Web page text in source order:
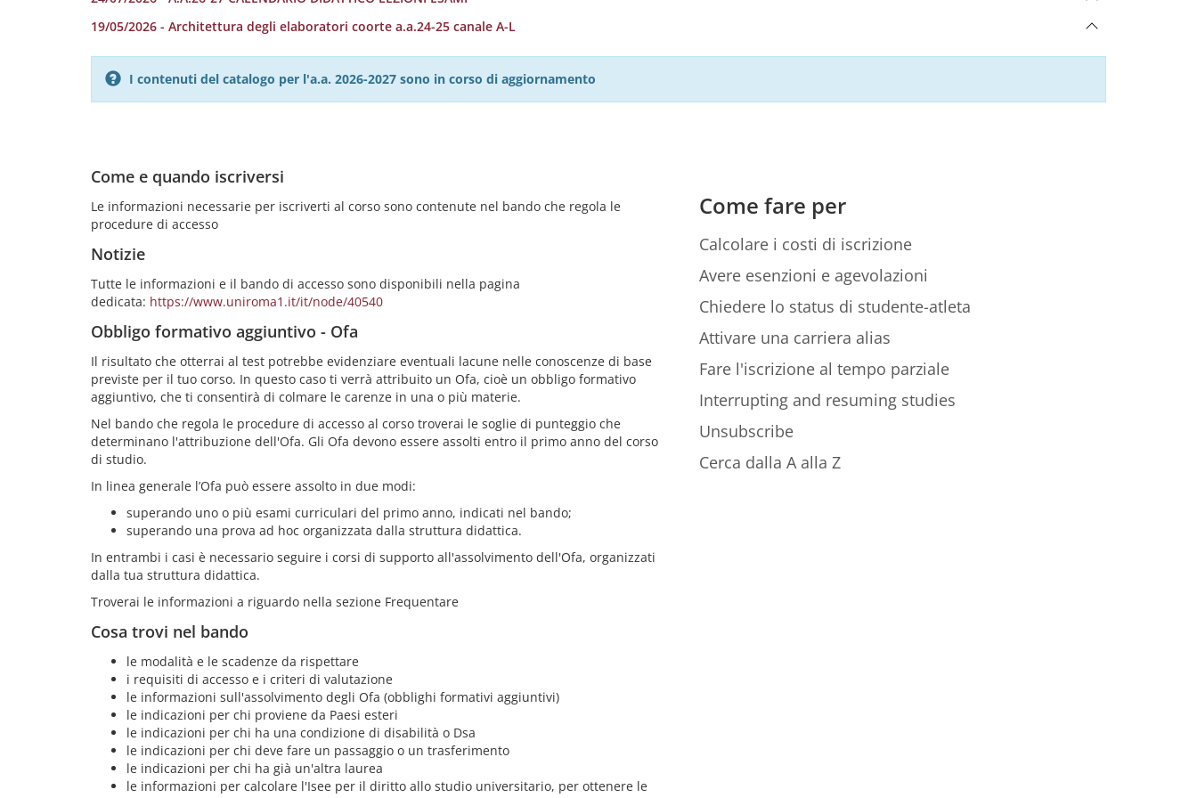
19/05/2026 - Architettura degli elaboratori coorte a.a.24-25 canale A-L
I contenuti del catalogo per l'a.a. 2026-2027 sono in corso di aggiornamento
Come e quando iscriversi
Le informazioni necessarie per iscriverti al corso sono contenute nel bando che regola le
procedure di accesso
Notizie
Tutte le informazioni e il bando di accesso sono disponibili nella pagina
dedicata: https://www.uniroma1.it/it/node/40540
Obbligo formativo aggiuntivo - Ofa
Il risultato che otterrai al test potrebbe evidenziare eventuali lacune nelle conoscenze di base
previste per il tuo corso. In questo caso ti verrà attribuito un Ofa, cioè un obbligo formativo
aggiuntivo, che ti consentirà di colmare le carenze in una o più materie.
Nel bando che regola le procedure di accesso al corso troverai le soglie di punteggio che
determinano l'attribuzione dell'Ofa. Gli Ofa devono essere assolti entro il primo anno del corso
di studio.
In linea generale l’Ofa può essere assolto in due modi:
superando uno o più esami curriculari del primo anno, indicati nel bando;
superando una prova ad hoc organizzata dalla struttura didattica.
In entrambi i casi è necessario seguire i corsi di supporto all'assolvimento dell'Ofa, organizzati
dalla tua struttura didattica.
Troverai le informazioni a riguardo nella sezione Frequentare
Cosa trovi nel bando
le modalità e le scadenze da rispettare
i requisiti di accesso e i criteri di valutazione
le informazioni sull'assolvimento degli Ofa (obblighi formativi aggiuntivi)
le indicazioni per chi proviene da Paesi esteri
le indicazioni per chi ha una condizione di disabilità o Dsa
le indicazioni per chi deve fare un passaggio o un trasferimento
le indicazioni per chi ha già un'altra laurea
le informazioni per calcolare l'Isee per il diritto allo studio universitario, per ottenere le
Come fare per
Calcolare i costi di iscrizione
Avere esenzioni e agevolazioni
Chiedere lo status di studente-atleta
Attivare una carriera alias
Fare l'iscrizione al tempo parziale
Interrupting and resuming studies
Unsubscribe
Cerca dalla A alla Z